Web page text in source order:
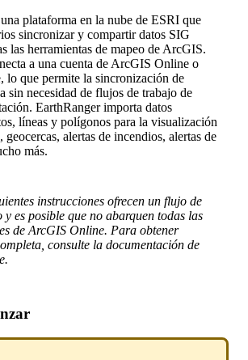
una plataforma en la nube de ESRI que
sincronizar y compartir datos SIG
las herramientas de mapeo de ArcGIS.
a una cuenta de ArcGIS Online o
, lo que permite la sincronización de
sin necesidad de flujos de trabajo de
ón. EarthRanger importa datos
, líneas y polígonos para la visualización
, geocercas, alertas de incendios, alertas de
más.
instrucciones ofrecen un flujo de
y es posible que no abarquen todas las
de ArcGIS Online. Para obtener
consulte la documentación de
.